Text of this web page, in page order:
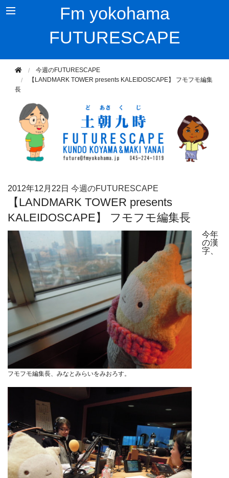
Fm yokohama
FUTURESCAPE
今週のFUTURESCAPE
【LANDMARK TOWER presents KALEIDOSCAPE】 フモフモ編集
長
2012年12月22日 今週のFUTURESCAPE
【LANDMARK TOWER presents
KALEIDOSCAPE】 フモフモ編集長
フモフモ編集長、みなとみらいをみおろす。
今年
の漢
字、